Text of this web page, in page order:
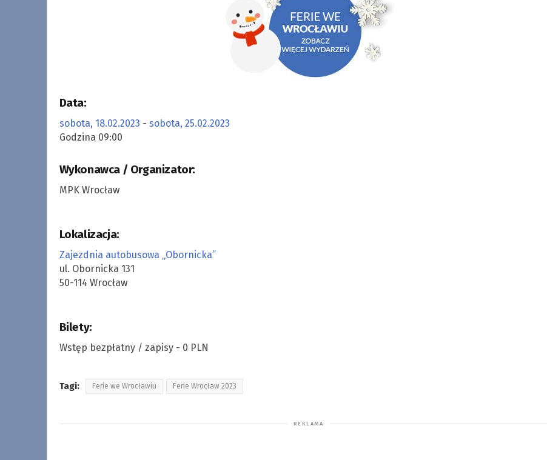
Data:
sobota, 18.02.2023 - sobota, 25.02.2023
Godzina 09:00
Wykonawca / Organizator:
MPK Wrocław
Lokalizacja:
Zajezdnia autobusowa „Obornicka”
ul. Obornicka 131
50-114 Wrocław
Bilety:
Wstęp bezpłatny / zapisy - 0 PLN
Tagi: Ferie we Wrocławiu Ferie Wrocław 2023